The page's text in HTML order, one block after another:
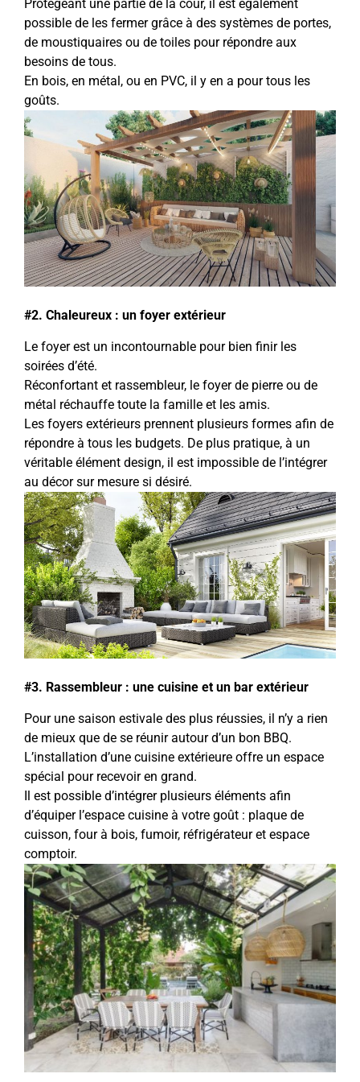
Protégeant une partie de la cour, il est également
possible de les fermer grâce à des systèmes de portes,
de moustiquaires ou de toiles pour répondre aux
besoins de tous.
En bois, en métal, ou en PVC, il y en a pour tous les
goûts.
#2. Chaleureux : un foyer extérieur
Le foyer est un incontournable pour bien finir les
soirées d’été.
Réconfortant et rassembleur, le foyer de pierre ou de
métal réchauffe toute la famille et les amis.
Les foyers extérieurs prennent plusieurs formes afin de
répondre à tous les budgets. De plus pratique, à un
véritable élément design, il est impossible de l’intégrer
au décor sur mesure si désiré.
#3. Rassembleur : une cuisine et un bar extérieur
Pour une saison estivale des plus réussies, il n’y a rien
de mieux que de se réunir autour d’un bon BBQ.
L’installation d’une cuisine extérieure offre un espace
spécial pour recevoir en grand.
Il est possible d’intégrer plusieurs éléments afin
d’équiper l’espace cuisine à votre goût : plaque de
cuisson, four à bois, fumoir, réfrigérateur et espace
comptoir.